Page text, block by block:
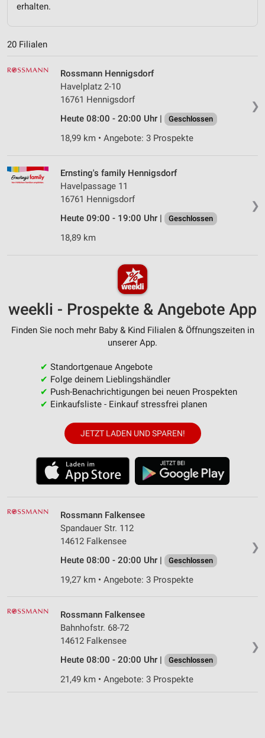
erhalten.
20 Filialen
❯
Rossmann Hennigsdorf
Havelplatz 2-10
16761 Hennigsdorf
Heute 08:00 - 20:00 Uhr |
Geschlossen
18,99 km • Angebote: 3 Prospekte
❯
Ernsting's family Hennigsdorf
Havelpassage 11
16761 Hennigsdorf
Heute 09:00 - 19:00 Uhr |
Geschlossen
18,89 km
weekli - Prospekte & Angebote App
Finden Sie noch mehr Baby & Kind Filialen & Öffnungszeiten in
unserer App.
✔ Standortgenaue Angebote
✔ Folge deinem Lieblingshändler
✔ Push-Benachrichtigungen bei neuen Prospekten
✔ Einkaufsliste - Einkauf stressfrei planen
JETZT LADEN UND SPAREN!
❯
Rossmann Falkensee
Spandauer Str. 112
14612 Falkensee
Heute 08:00 - 20:00 Uhr |
Geschlossen
19,27 km • Angebote: 3 Prospekte
❯
Rossmann Falkensee
Bahnhofstr. 68-72
14612 Falkensee
Heute 08:00 - 20:00 Uhr |
Geschlossen
21,49 km • Angebote: 3 Prospekte